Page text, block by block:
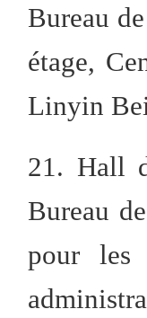
Bureau
étage,
Linyin
21. Hall
Bureau
pour les